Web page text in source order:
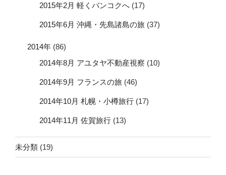
2015年2月 軽くバンコクへ (17)
2015年6月 沖縄・先島諸島の旅 (37)
2014年 (86)
2014年8月 アユタヤ不動産視察 (10)
2014年9月 フランスの旅 (46)
2014年10月 札幌・小樽旅行 (17)
2014年11月 佐賀旅行 (13)
未分類 (19)